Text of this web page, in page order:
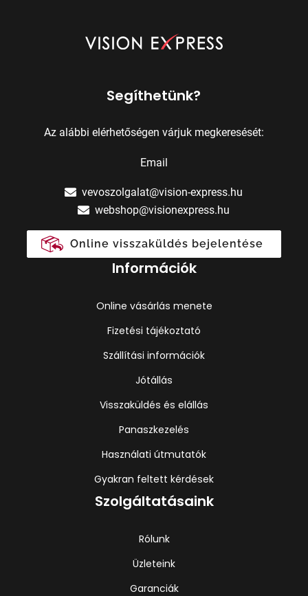
Segíthetünk?
Az alábbi elérhetőségen várjuk megkeresését:
Email
vevoszolgalat@vision-express.hu
webshop@visionexpress.hu
Online visszaküldés bejelentése
Információk
Online vásárlás menete
Fizetési tájékoztató
Szállítási információk
Jótállás
Visszaküldés és elállás
Panaszkezelés
Használati útmutatók
Gyakran feltett kérdések
Szolgáltatásaink
Rólunk
Üzleteink
Garanciák